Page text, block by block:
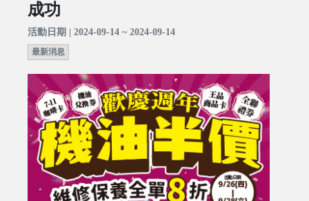
成功
活動日期 | 2024-09-14 ~ 2024-09-14
最新消息